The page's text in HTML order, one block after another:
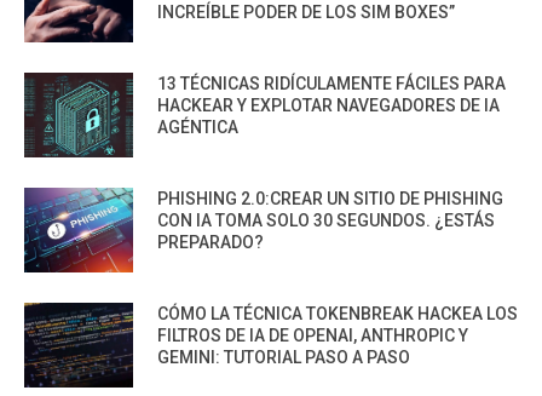
INCREÍBLE PODER DE LOS SIM BOXES”
13 TÉCNICAS RIDÍCULAMENTE FÁCILES PARA
HACKEAR Y EXPLOTAR NAVEGADORES DE IA
AGÉNTICA
PHISHING 2.0:CREAR UN SITIO DE PHISHING
CON IA TOMA SOLO 30 SEGUNDOS. ¿ESTÁS
PREPARADO?
CÓMO LA TÉCNICA TOKENBREAK HACKEA LOS
FILTROS DE IA DE OPENAI, ANTHROPIC Y
GEMINI: TUTORIAL PASO A PASO